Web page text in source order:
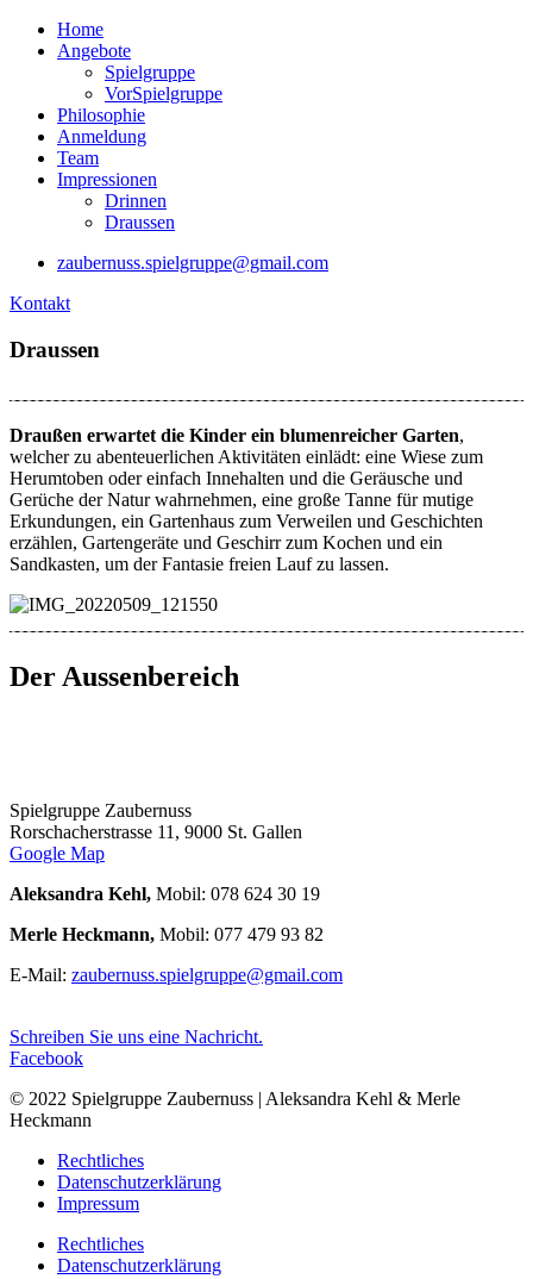
Home
Angebote
Spielgruppe
VorSpielgruppe
Philosophie
Anmeldung
Team
Impressionen
Drinnen
Draussen
zaubernuss.spielgruppe@gmail.com
Kontakt
Draussen
Draußen erwartet die Kinder ein blumenreicher Garten,
welcher zu abenteuerlichen Aktivitäten einlädt: eine Wiese zum
Herumtoben oder einfach Innehalten und die Geräusche und
Gerüche der Natur wahrnehmen, eine große Tanne für mutige
Erkundungen, ein Gartenhaus zum Verweilen und Geschichten
erzählen, Gartengeräte und Geschirr zum Kochen und ein
Sandkasten, um der Fantasie freien Lauf zu lassen.
Der Aussenbereich
Spielgruppe Zaubernuss
Rorschacherstrasse 11, 9000 St. Gallen
Google Map
Aleksandra Kehl, Mobil: 078 624 30 19
Merle Heckmann, Mobil: 077 479 93 82
E-Mail: zaubernuss.spielgruppe@gmail.com
Schreiben Sie uns eine Nachricht.
Facebook
© 2022 Spielgruppe Zaubernuss | Aleksandra Kehl & Merle
Heckmann
Rechtliches
Datenschutzerklärung
Impressum
Rechtliches
Datenschutzerklärung